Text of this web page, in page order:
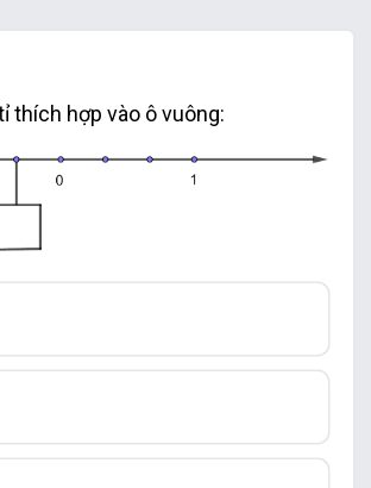
hữu tỉ vì mẫu bằng 0.
thích hợp vào ô vuông: